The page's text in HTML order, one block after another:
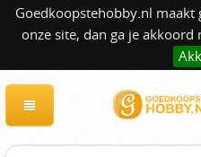
Goedkoopstehobby.nl maakt
onze site, dan ga je akkoord